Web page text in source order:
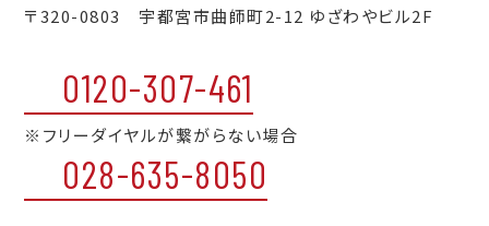
〒320-0803 宇都宮市曲師町2-12 ゆざわやビル2F
0120-307-461
※フリーダイヤルが繋がらない場合
028-635-8050